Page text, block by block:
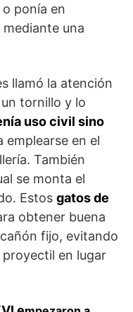
ponía en
una
llamó la atención
tornillo y lo
uso civil sino
emplearse en el
También
se monta el
Estos gatos de
obtener buena
fijo, evitando
en lugar